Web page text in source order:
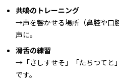
共鳴のトレーニング
→声を響かせる場所（鼻腔や口
声に。
滑舌の練習
→「さしすせそ」「たちつてと
です。